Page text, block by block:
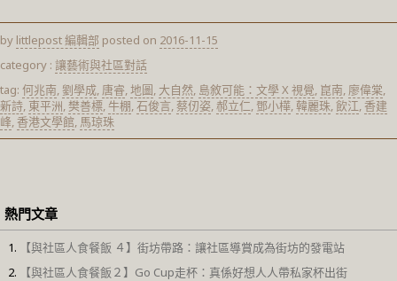
by littlepost 編輯部 posted on 2016-11-15
category : 讓藝術與社區對話
tag: 何兆南,劉學成, 唐睿,地圖, 大自然, 島敘可能：文學 X 視覺, 崑南, 廖偉棠,
新詩, 東平洲,樊善標,牛棚,石俊言,蔡仞姿,郝立仁, 鄧小樺,韓麗珠,飲江,香建
峰,香港文學館, 馬琼珠
熱門文章
【與社區人食餐飯 ４】街坊帶路：讓社區導賞成為街坊的發電站
【與社區人食餐飯２】Go Cup走杯：真係好想人人帶私家杯出街